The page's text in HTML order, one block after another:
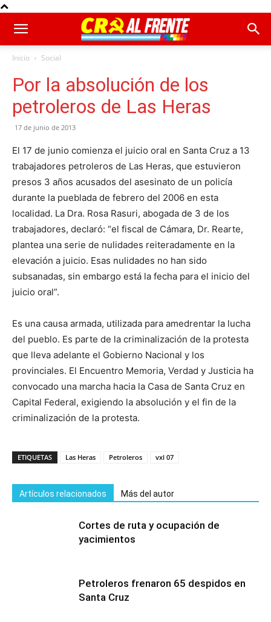
Inicio Social
Por la absolución de los
petroleros de Las Heras
17 de junio de 2013
El 17 de junio comienza el juicio oral en Santa Cruz a 13
trabajadores petroleros de Las Heras, que estuvieron
presos 3 años acusados del asesinato de un policía
durante la pueblada de febrero del 2006 en esta
localidad. La Dra. Rosa Rasuri, abogada de 3 de los
trabajadores, declaró: “el fiscal de Cámara, Dr. Rearte,
plantea una serie de nulidades reiteradamente en la
elevación a juicio. Esas nulidades no han sido
subsanadas, sin embargo está la fecha para el inicio del
juicio oral”.
Es una causa armada, utilizada para amedrentar la lucha
del pueblo. Es parte de la criminalización de la protesta
que lleva adelante el Gobierno Nacional y los
provinciales. El Encuentro Memoria, Verdad y Justicia ha
convocado una marcha hacia la Casa de Santa Cruz en
Capital Federal, exigiendo la absolución y el fin de la
criminalización de la protesta.
ETIQUETAS Las Heras Petroleros vxl 07
Artículos relacionados Más del autor
Cortes de ruta y ocupación de
yacimientos
Petroleros frenaron 65 despidos en
Santa Cruz